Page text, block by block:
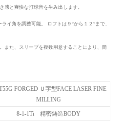
感と爽快な打球音を生み出します。
イ角を調整可能。 ロフトは９°から１２°まで、
また、スリーブを複数用意することにより、簡
FORGED Ｕ字型FACE LASER FINE
MILLING
8-1-1Ti 精密鋳造BODY